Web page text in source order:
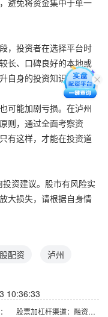
，投资者在选择平台时
长、口碑良好的本地或
自身的投资知识与风险
可能加剧亏损。在泸州
则，通过全面考察资
有这样，才能在投资道
资建议。股市有风险实
大损失，请根据自身情
配资 泸州
10:36:33
股票加杠杆渠道：融资融券、配资平台、券商信用账户。